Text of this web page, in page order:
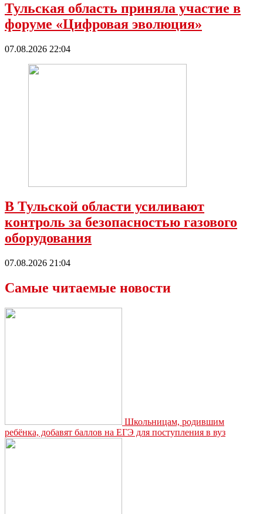
Тульская область приняла участие в
форуме «Цифровая эволюция»
07.08.2026 22:04
В Тульской области усиливают
контроль за безопасностью газового
оборудования
07.08.2026 21:04
Самые читаемые новости
Школьницам, родившим
ребёнка, добавят баллов на ЕГЭ для поступления в вуз